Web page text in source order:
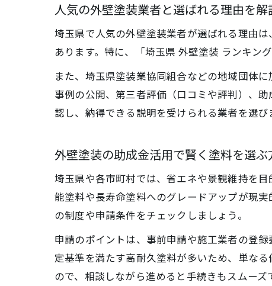
人気の外壁塗装業者と選ばれる理由を解
埼玉県で人気の外壁塗装業者が選ばれる理由
あります。特に、「埼玉県 外壁塗装 ランキン
また、埼玉県塗装業協同組合などの地域団体
事例の公開、第三者評価（口コミや評判）、
認し、納得できる説明を受けられる業者を選び
外壁塗装の助成金活用で賢く塗料を選ぶ
埼玉県や各市町村では、省エネや景観維持を
能塗料や長寿命塗料へのグレードアップが現
の制度や申請条件をチェックしましょう。
申請のポイントは、事前申請や施工業者の登
定基準を満たす高耐久塗料が多いため、単な
ので、相談しながら進めると手続きもスムーズ